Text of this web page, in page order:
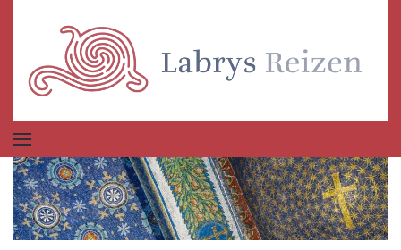
Terug naar hoofdinhoud